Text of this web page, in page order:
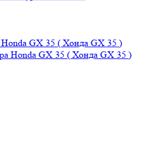
GX 35 ( Хонда GX 35 )